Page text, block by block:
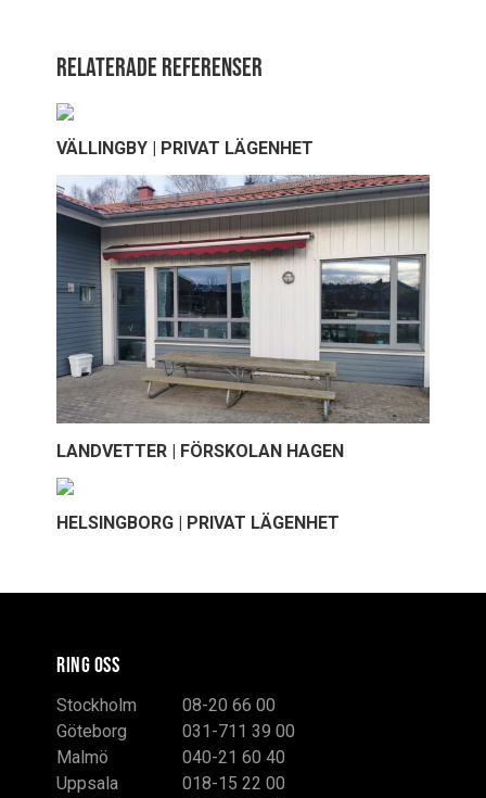
Relaterade referenser
VÄLLINGBY | PRIVAT LÄGENHET
LANDVETTER | FÖRSKOLAN HAGEN
HELSINGBORG | PRIVAT LÄGENHET
RING OSS
Stockholm
08-20 66 00
Göteborg
031-711 39 00
Malmö
040-21 60 40
Uppsala
018-15 22 00